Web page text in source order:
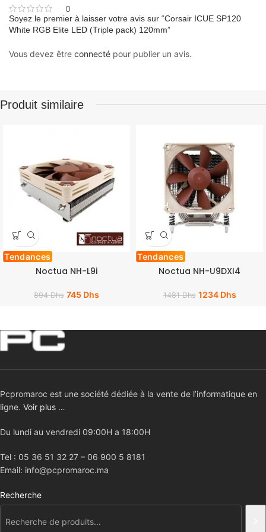
0
Soyez le premier à laisser votre avis sur “Corsair ICUE SP120
White RGB Elite LED (Triple pack) 120mm”
Vous devez être connecté pour publier un avis.
Produit similaire
Tendances
Noctua NH-L9i
894Dhs 745 Dhs
Tendances
Noctua NH-U9DXI4
1481Dhs 1234 Dhs
Pcpromaroc est une société dédiée à la vente de l’informatique en
ligne. Voir plus …
Du lundi au vendredi 09:00H a 18:00H
Tel : 05 36 51 32 27 – 06 900 5 8181
Email: info@pcpromaroc.ma
Recherche